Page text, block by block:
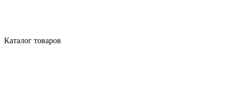
Каталог товаров